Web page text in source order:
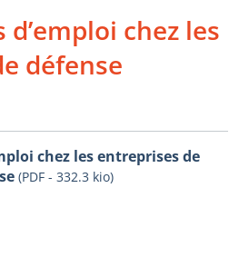
chez les
défense
chez les entreprises de
(PDF - 332.3 kio)